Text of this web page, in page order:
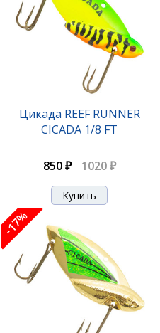
Цикада REEF RUNNER
CICADA 1/8 FT
850 ₽ 1020 ₽
-17%